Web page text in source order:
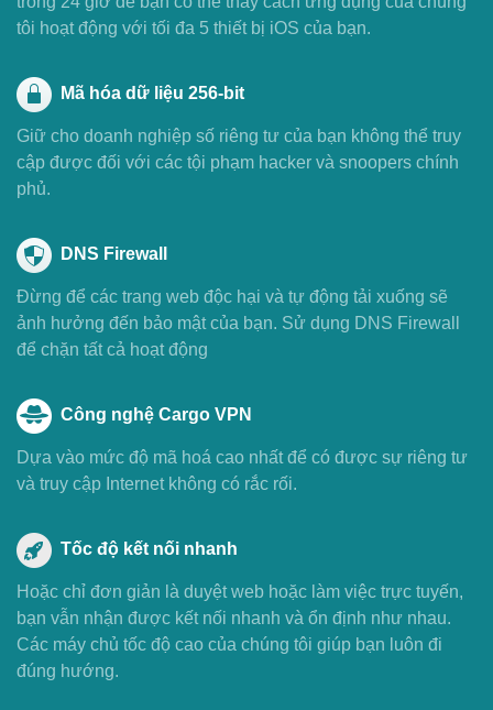
tôi hoạt động với tối đa 5 thiết bị iOS của bạn.
Mã hóa dữ liệu 256-bit
Giữ cho doanh nghiệp số riêng tư của bạn không thể truy
cập được đối với các tội phạm hacker và snoopers chính
phủ.
DNS Firewall
Đừng để các trang web độc hại và tự động tải xuống sẽ
ảnh hưởng đến bảo mật của bạn. Sử dụng DNS Firewall
để chặn tất cả hoạt động
Công nghệ Cargo VPN
Dựa vào mức độ mã hoá cao nhất để có được sự riêng tư
và truy cập Internet không có rắc rối.
Tốc độ kết nối nhanh
Hoặc chỉ đơn giản là duyệt web hoặc làm việc trực tuyến,
bạn vẫn nhận được kết nối nhanh và ổn định như nhau.
Các máy chủ tốc độ cao của chúng tôi giúp bạn luôn đi
đúng hướng.